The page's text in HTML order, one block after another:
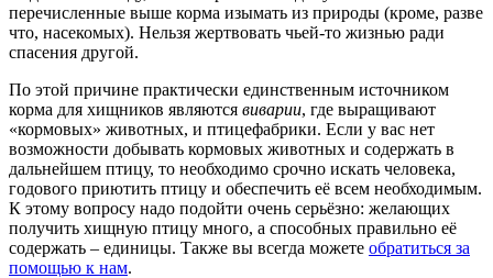
перечисленные выше корма изымать из природы (кроме, разве
что, насекомых). Нельзя жертвовать чьей-то жизнью ради
спасения другой.
По этой причине практически единственным источником
корма для хищников являются виварии, где выращивают
«кормовых» животных, и птицефабрики. Если у вас нет
возможности добывать кормовых животных и содержать в
дальнейшем птицу, то необходимо срочно искать человека,
годового приютить птицу и обеспечить её всем необходимым.
К этому вопросу надо подойти очень серьёзно: желающих
получить хищную птицу много, а способных правильно её
содержать – единицы. Также вы всегда можете обратиться за
помощью к нам.